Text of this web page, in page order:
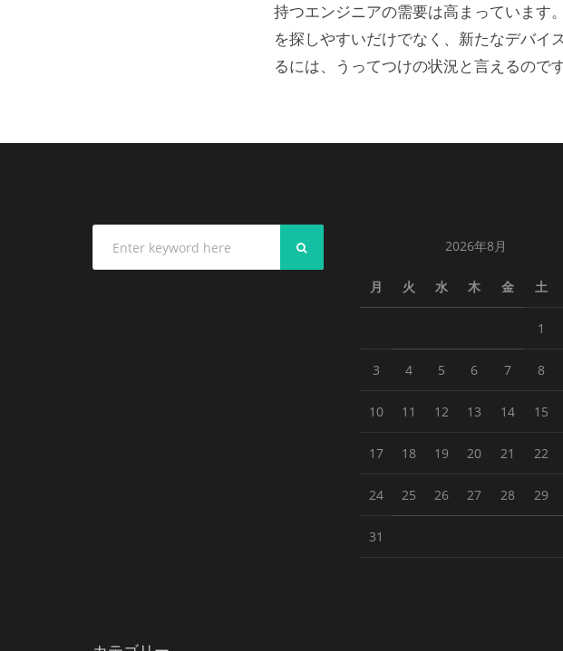
持つエンジニアの需要は高まっています
を探しやすいだけでなく、新たなデバイ
るには、うってつけの状況と言えるのです
2026年8月
月 火 水 木 金 土
1
3 4 5 6 7 8
10 11 12 13 14 15
17 18 19 20 21 22
24 25 26 27 28 29
31